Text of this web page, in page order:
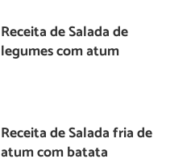
Receita de Salada de
legumes com atum
Receita de Salada fria de
atum com batata